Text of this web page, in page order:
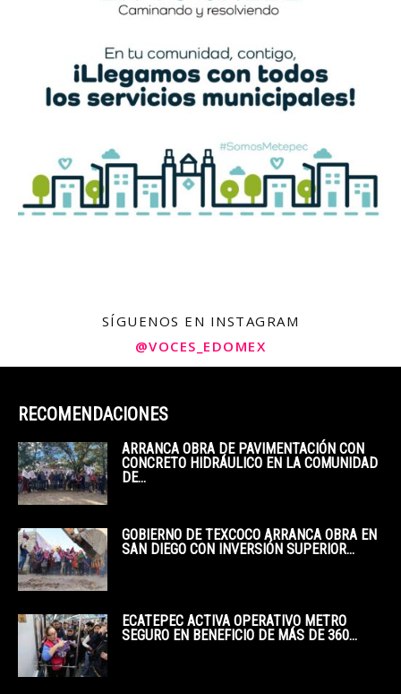
SÍGUENOS EN INSTAGRAM
@VOCES_EDOMEX
RECOMENDACIONES
ARRANCA OBRA DE PAVIMENTACIÓN CON
CONCRETO HIDRÁULICO EN LA COMUNIDAD
DE...
GOBIERNO DE TEXCOCO ARRANCA OBRA EN
SAN DIEGO CON INVERSIÓN SUPERIOR...
ECATEPEC ACTIVA OPERATIVO METRO
SEGURO EN BENEFICIO DE MÁS DE 360...